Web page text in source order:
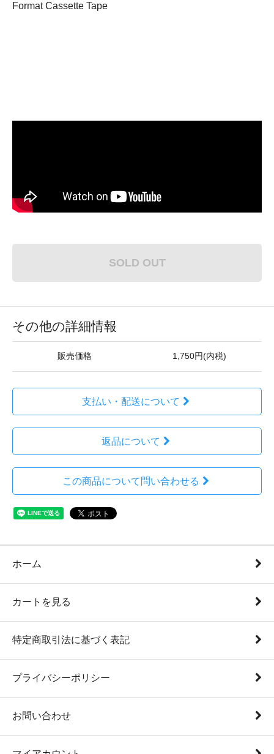
Format Cassette Tape
SOLD OUT
その他の詳細情報
販売価格 1,750円(内税)
支払い・配送について
返品について
この商品について問い合わせる
ホーム
カートを見る
特定商取引法に基づく表記
プライバシーポリシー
お問い合わせ